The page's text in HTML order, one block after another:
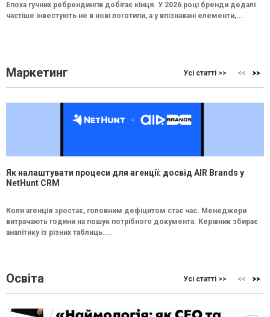
Епоха гучних ребрендингів добігає кінця. У 2026 році бренди дедалі
частіше інвестують не в нові логотипи, а у впізнавані елементи,...
Маркетинг Усі статті >>
Як налаштувати процеси для агенції: досвід AIR Brands у
NetHunt CRM
Коли агенція зростає, головним дефіцитом стає час. Менеджери
витрачають години на пошук потрібного документа. Керівник збирає
аналітику із різних таблиць....
Освіта Усі статті >>